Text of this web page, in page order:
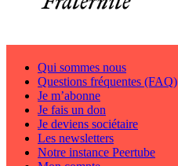
Qui sommes nous
Questions fréquentes (FAQ)
Je m’abonne
Je fais un don
Je deviens sociétaire
Les newsletters
Notre instance Peertube